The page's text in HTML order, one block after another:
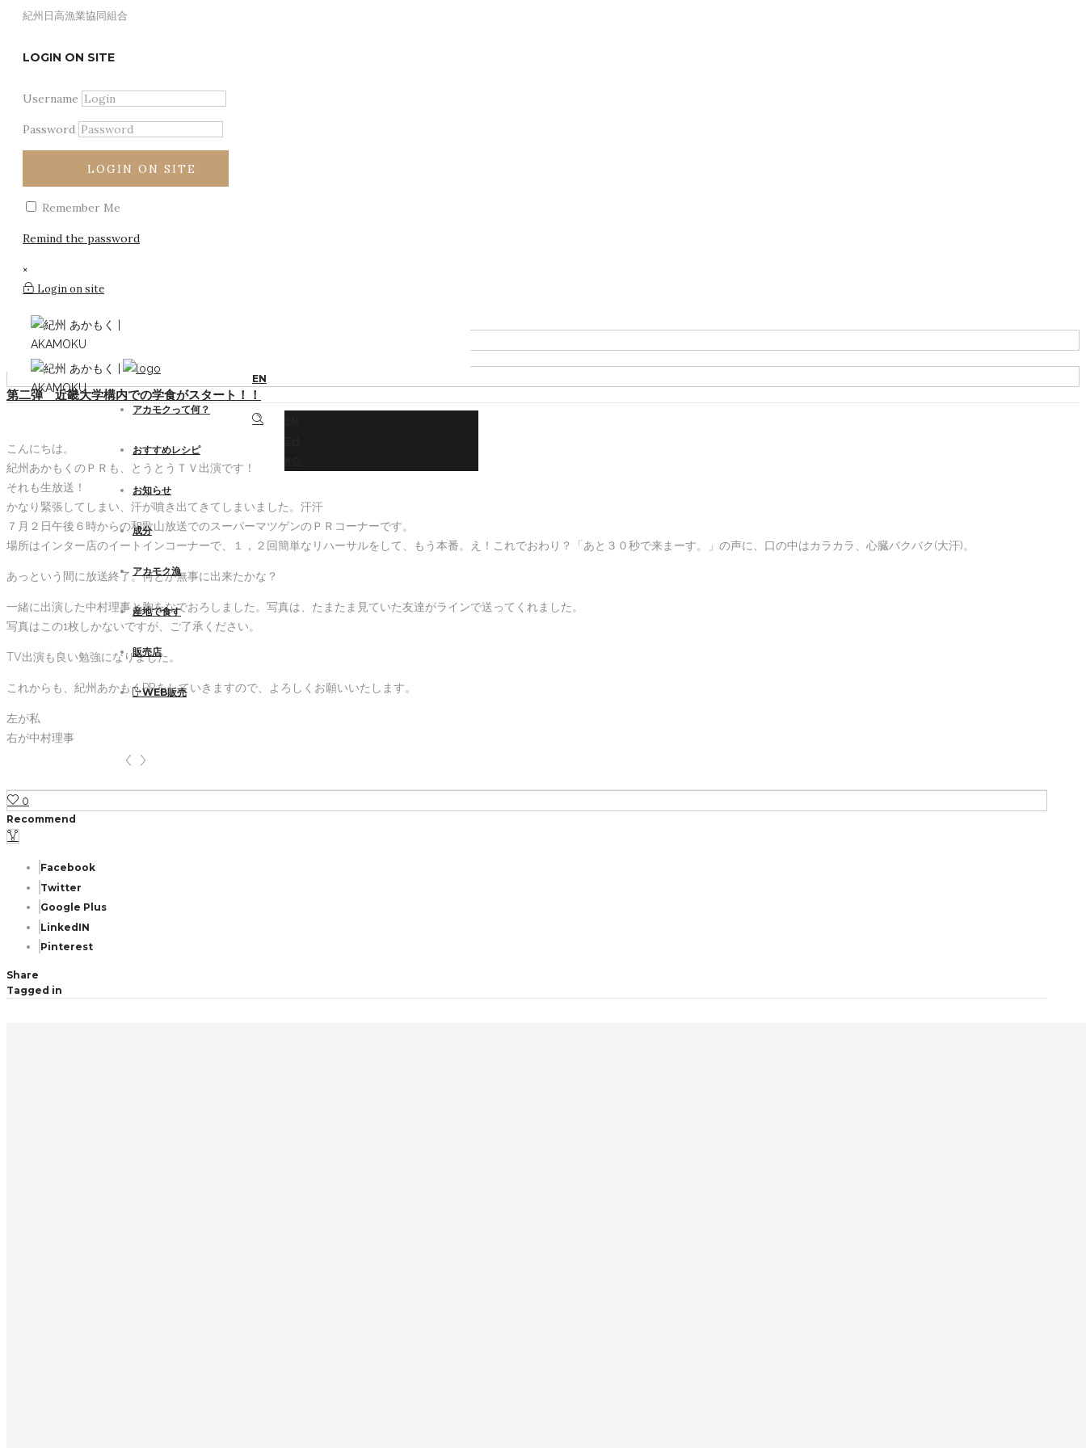
紀州日高漁業協同組合
LOGIN ON SITE
Username
Password
LOGIN ON SITE
Remember Me
Remind the password
×
Login on site
EN
アカモクって何？
アカモクって何？
美の研究所も認める実力派
藻場を護る 海の男たち
海から食卓まで。
おすすめレシピ
そのままシンプルに
お知らせ
成分
アカモク漁
産地で食す
白崎シーサイドハイツ白崎荘
平佐館
久家旅館
BOAT CAFE -衣奈マリーナ
道の駅 白崎海洋公園
販売店
銀しゃり屋 まるいち
産直市場よってって いなり本館
JA紀州 Aコープゆら
道の駅 白崎海洋公園
もとや魚店
WEB販売
あかもく
紀州あかもくのＰＲも、ＴＶ出演。
紀州あかもくのＰＲも、ＴＶ出演。
わかやま紀州館（アンテナショップ）
第二弾 近畿大学構内での学食がスタート！！
こんにちは。
紀州あかもくのＰＲも、とうとうＴＶ出演です！
それも生放送！
かなり緊張してしまい、汗が噴き出てきてしまいました。汗汗
７月２日午後６時からの和歌山放送でのスーパーマツゲンのＰＲコーナーです。
場所はインター店のイートインコーナーで、１，２回簡単なリハーサルをして、もう本番。え！これでおわり？「あと３０秒で来まーす。」の声に、口の中はカラカラ、心臓バクバク(大汗)。
あっという間に放送終了。何とか無事に出来たかな？
一緒に出演した中村理事と胸をなでおろしました。写真は、たまたま見ていた友達がラインで送ってくれました。
写真はこの1枚しかないですが、ご了承ください。
TV出演も良い勉強になりました。
これからも、紀州あかもくPRをしていきますので、よろしくお願いいたします。
左が私
右が中村理事
0
Recommend
Facebook
Twitter
Google Plus
LinkedIN
Pinterest
Share
Tagged in